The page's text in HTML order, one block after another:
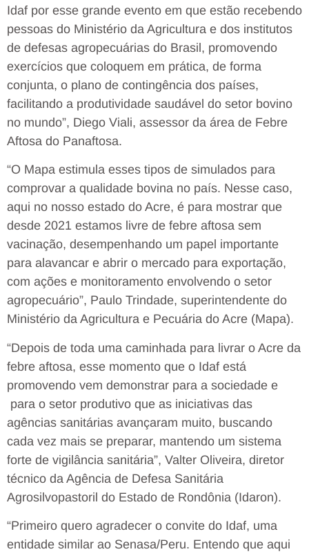
Idaf por esse grande evento em que estão recebendo
pessoas do Ministério da Agricultura e dos institutos
de defesas agropecuárias do Brasil, promovendo
exercícios que coloquem em prática, de forma
conjunta, o plano de contingência dos países,
facilitando a produtividade saudável do setor bovino
no mundo”, Diego Viali, assessor da área de Febre
Aftosa do Panaftosa.
“O Mapa estimula esses tipos de simulados para
comprovar a qualidade bovina no país. Nesse caso,
aqui no nosso estado do Acre, é para mostrar que
desde 2021 estamos livre de febre aftosa sem
vacinação, desempenhando um papel importante
para alavancar e abrir o mercado para exportação,
com ações e monitoramento envolvendo o setor
agropecuário”, Paulo Trindade, superintendente do
Ministério da Agricultura e Pecuária do Acre (Mapa).
“Depois de toda uma caminhada para livrar o Acre da
febre aftosa, esse momento que o Idaf está
promovendo vem demonstrar para a sociedade e
para o setor produtivo que as iniciativas das
agências sanitárias avançaram muito, buscando
cada vez mais se preparar, mantendo um sistema
forte de vigilância sanitária”, Valter Oliveira, diretor
técnico da Agência de Defesa Sanitária
Agrosilvopastoril do Estado de Rondônia (Idaron).
“Primeiro quero agradecer o convite do Idaf, uma
entidade similar ao Senasa/Peru. Entendo que aqui